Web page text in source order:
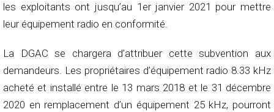
les exploitants ont jusqu’au 1er janvier 2021 pour mettre
leur équipement radio en conformité.
La DGAC se chargera d’attribuer cette subvention aux
demandeurs. Les propriétaires d’équipement radio 8.33 kHz
acheté et installé entre le 13 mars 2018 et le 31 décembre
2020 en remplacement d’un équipement 25 kHz, pourront